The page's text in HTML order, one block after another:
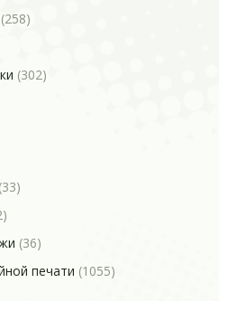
(258)
(302)
(33)
(36)
печати (1055)